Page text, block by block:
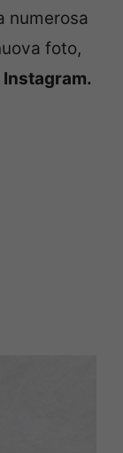
numerosa
foto,
Instagram.